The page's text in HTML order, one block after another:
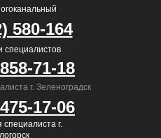
специалиста г.
г. Зеленоградск
специалистов
71-18
17-06
580-164